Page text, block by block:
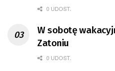
0 UDOST.
W sobotę
Zatoniu
0 UDOST.